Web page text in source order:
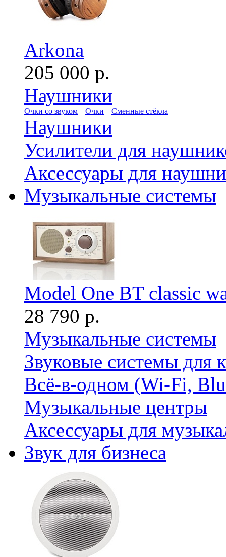
Arkona
205 000 р.
Наушники
Очки со звуком Очки Сменные стёкла
Наушники
Усилители для
Аксессуары для
Музыкальные системы
Model One BT classic
28 790 р.
Музыкальные системы
Звуковые системы для
Всё-в-одном (Wi-Fi,
Музыкальные центры
Аксессуары для
Звук для бизнеса